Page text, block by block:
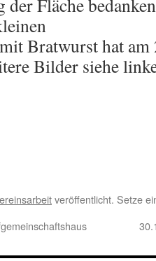
Fläche bedanken
Bratwurst hat
Bilder siehe
veröffentlicht. Setze